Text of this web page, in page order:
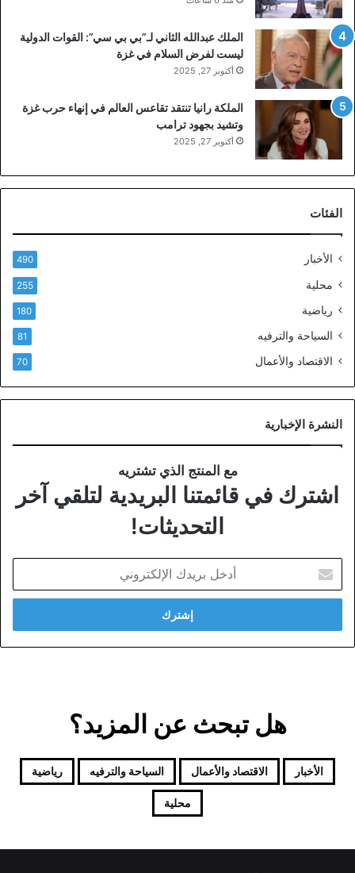
الملك عبدالله الثاني لـ”بي بي سي”: القوات الدولية
ليست لفرض السلام في غزة
أكتوبر 27, 2025
الملكة رانيا تنتقد تقاعس العالم في إنهاء حرب غزة
وتشيد بجهود ترامب
أكتوبر 27, 2025
الفئات
الأخبار 490
محلية 255
رياضية 180
السياحة والترفيه 81
الاقتصاد والأعمال 70
النشرة الإخبارية
مع المنتج الذي تشتريه
اشترك في قائمتنا البريدية لتلقي آخر
التحديثات!
بريدك
الإلكتروني
هل تبحث عن المزيد؟
الأخبار الاقتصاد والأعمال السياحة والترفيه رياضية
محلية